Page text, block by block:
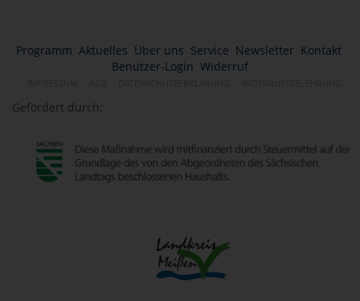
Programm Aktuelles Über uns Service Newsletter Kontakt
Benutzer-Login Widerruf
Gefördert durch: